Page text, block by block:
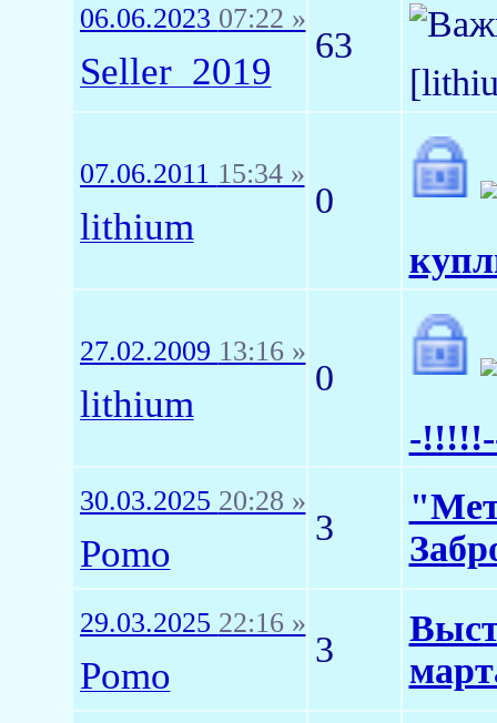
06.06.2023 07:22 »
Seller_2019
63
07.06.2011 15:34 »
lithium
0
27.02.2009 13:16 »
lithium
0
-
30.03.2025 20:28 »
Pomo
3
29.03.2025 22:16 »
Pomo
3